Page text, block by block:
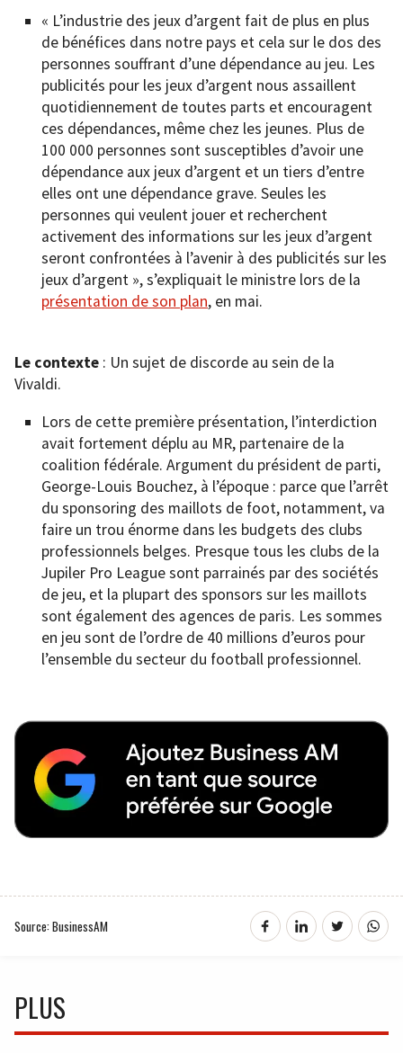
« L’industrie des jeux d’argent fait de plus en plus
de bénéfices dans notre pays et cela sur le dos des
personnes souffrant d’une dépendance au jeu. Les
publicités pour les jeux d’argent nous assaillent
quotidiennement de toutes parts et encouragent
ces dépendances, même chez les jeunes. Plus de
100 000 personnes sont susceptibles d’avoir une
dépendance aux jeux d’argent et un tiers d’entre
elles ont une dépendance grave. Seules les
personnes qui veulent jouer et recherchent
activement des informations sur les jeux d’argent
seront confrontées à l’avenir à des publicités sur les
jeux d’argent », s’expliquait le ministre lors de la
présentation de son plan, en mai.
Le contexte : Un sujet de discorde au sein de la
Vivaldi.
Lors de cette première présentation, l’interdiction
avait fortement déplu au MR, partenaire de la
coalition fédérale. Argument du président de parti,
George-Louis Bouchez, à l’époque : parce que l’arrêt
du sponsoring des maillots de foot, notamment, va
faire un trou énorme dans les budgets des clubs
professionnels belges. Presque tous les clubs de la
Jupiler Pro League sont parrainés par des sociétés
de jeu, et la plupart des sponsors sur les maillots
sont également des agences de paris. Les sommes
en jeu sont de l’ordre de 40 millions d’euros pour
l’ensemble du secteur du football professionnel.
Source: BusinessAM
PLUS